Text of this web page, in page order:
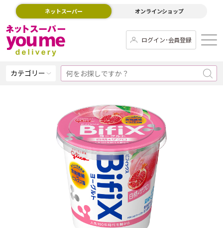
ネットスーパー オンラインショップ
ログイン･会員登録
カテゴリー